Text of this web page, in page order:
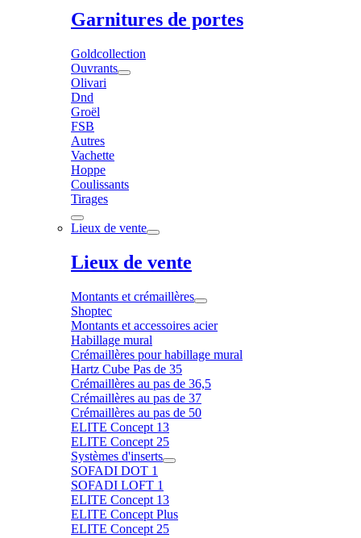
Garnitures de portes
Goldcollection
Ouvrants
Olivari
Dnd
Groël
FSB
Autres
Vachette
Hoppe
Coulissants
Tirages
Lieux de vente
Lieux de vente
Montants et crémaillères
Shoptec
Montants et accessoires acier
Habillage mural
Crémaillères pour habillage mural
Hartz Cube Pas de 35
Crémaillères au pas de 36,5
Crémaillères au pas de 37
Crémaillères au pas de 50
ELITE Concept 13
ELITE Concept 25
Systèmes d'inserts
SOFADI DOT 1
SOFADI LOFT 1
ELITE Concept 13
ELITE Concept Plus
ELITE Concept 25